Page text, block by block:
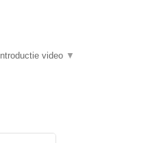
Introductie video ▼